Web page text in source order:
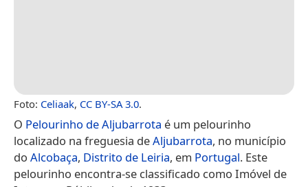
Foto: Celiaak, CC BY-SA 3.0.
O Pelourinho de Aljubarrota é um pelourinho
localizado na freguesia deAljubarrota, no município
do Alcobaça, Distrito de Leiria, em Portugal. Este
pelourinho encontra-se classificado como Imóvel de